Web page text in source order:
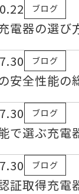
ブログ
電器の選び
ブログ
安全性能の
ブログ
で選ぶ充電
ブログ
証取得充電